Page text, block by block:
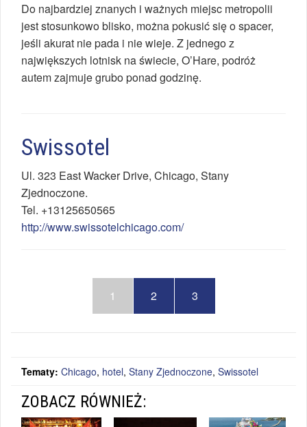
Do najbardziej znanych i ważnych miejsc metropolii
jest stosunkowo blisko, można pokusić się o spacer,
jeśli akurat nie pada i nie wieje. Z jednego z
największych lotnisk na świecie, O’Hare, podróż
autem zajmuje grubo ponad godzinę.
Swissotel
Ul. 323 East Wacker Drive, Chicago, Stany
Zjednoczone.
Tel. +13125650565
http://www.swissotelchicago.com/
1 2 3
Tematy: Chicago, hotel, Stany Zjednoczone, Swissotel
ZOBACZ RÓWNIEŻ: